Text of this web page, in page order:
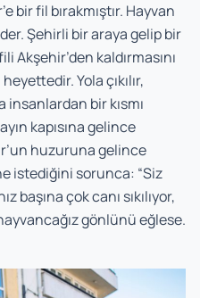
bir fil bırakmıştır. Hayvan
Şehirli bir araya gelip bir
Akşehir’den kaldırmasını
Yola çıkılır,
insanlardan bir kısmı
kapısına gelince
huzuruna gelince
istediğini sorunca: “Siz
başına çok canı sıkılıyor,
gönlünü eğlese.